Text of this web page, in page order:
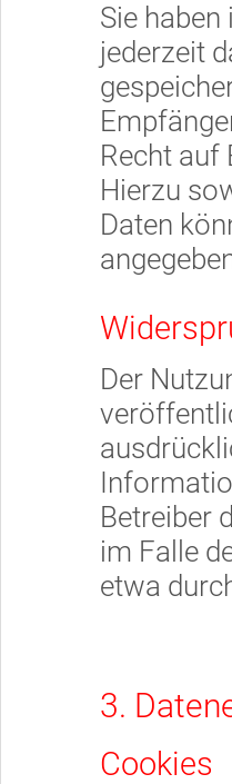
Sie
jederzeit
Recht auf
Hierzu
Daten
Der
Betreiber
im Falle
etwa
3.
Cookies